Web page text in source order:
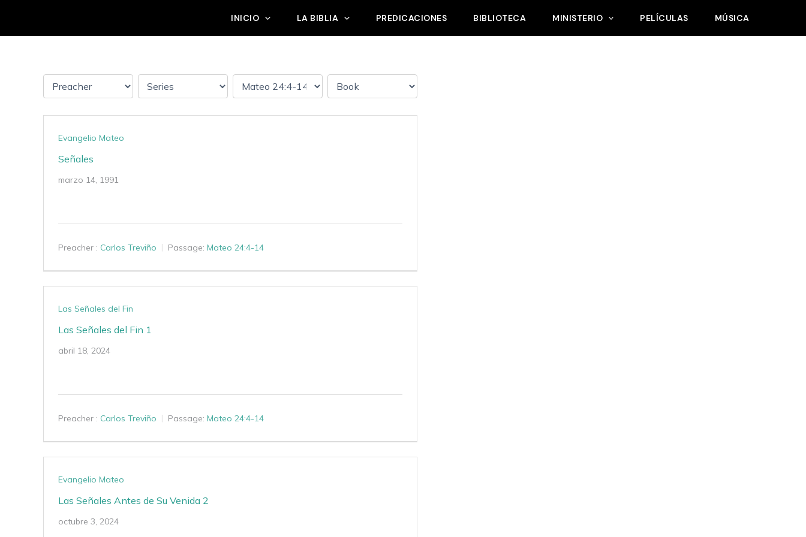
contenido
INICIO LA BIBLIA PREDICACIONES BIBLIOTECA MINISTERIO PELÍCULAS MÚSICA
Evangelio Mateo
Señales
marzo 14, 1991
Preacher : Carlos Treviño Passage: Mateo 24:4-14
Las Señales del Fin
Las Señales del Fin 1
abril 18, 2024
Preacher : Carlos Treviño Passage: Mateo 24:4-14
Evangelio Mateo
Las Señales Antes de Su Venida 2
octubre 3, 2024